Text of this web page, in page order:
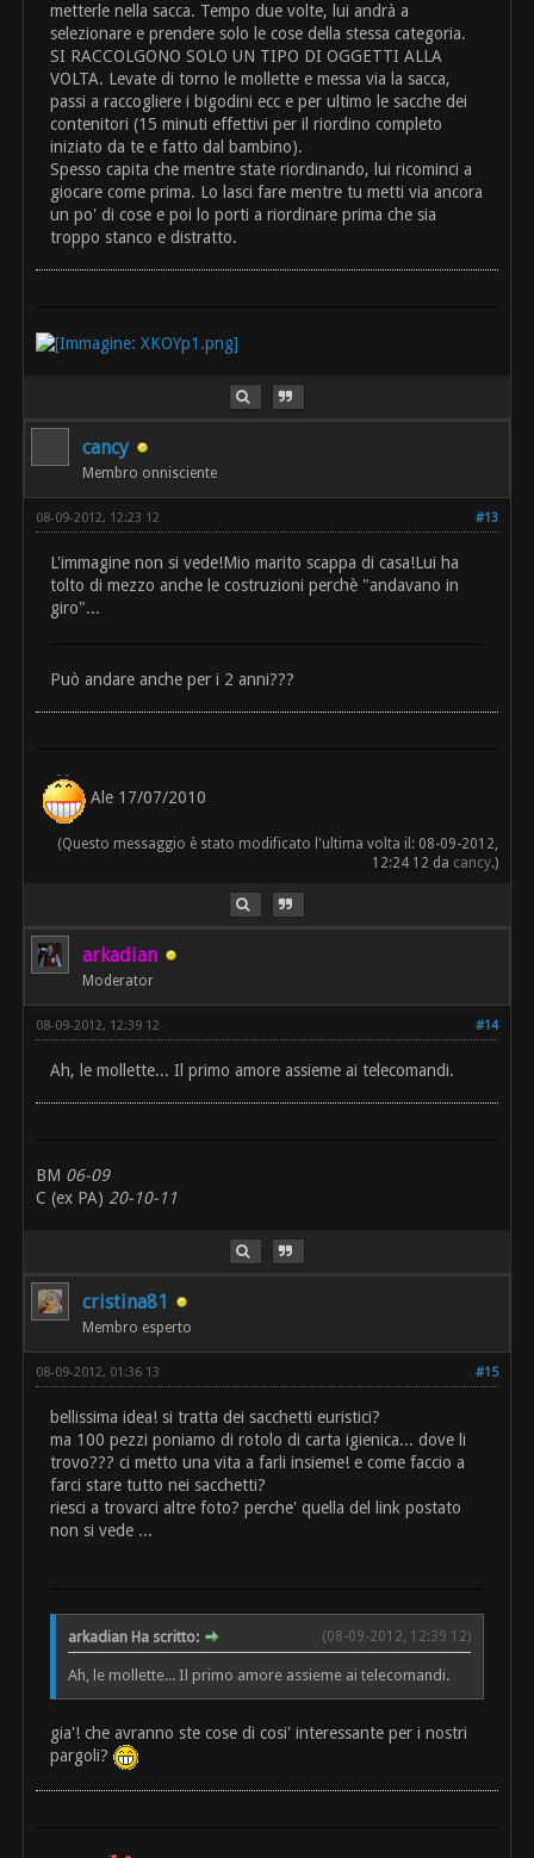
metterle nella sacca. Tempo due volte, lui andrà a
selezionare e prendere solo le cose della stessa categoria.
SI RACCOLGONO SOLO UN TIPO DI OGGETTI ALLA
VOLTA. Levate di torno le mollette e messa via la sacca,
passi a raccogliere i bigodini ecc e per ultimo le sacche dei
contenitori (15 minuti effettivi per il riordino completo
iniziato da te e fatto dal bambino).
Spesso capita che mentre state riordinando, lui ricominci a
giocare come prima. Lo lasci fare mentre tu metti via ancora
un po' di cose e poi lo porti a riordinare prima che sia
troppo stanco e distratto.
cancy
Membro onnisciente
#13
08-09-2012, 12:23 12
L'immagine non si vede!Mio marito scappa di casa!Lui ha
tolto di mezzo anche le costruzioni perchè "andavano in
giro"...
Può andare anche per i 2 anni???
Ale 17/07/2010
(Questo messaggio è stato modificato l'ultima volta il: 08-09-2012,
12:24 12 da cancy.)
arkadian
Moderator
#14
08-09-2012, 12:39 12
Ah, le mollette... Il primo amore assieme ai telecomandi.
BM 06-09
C (ex PA) 20-10-11
cristina81
Membro esperto
#15
08-09-2012, 01:36 13
bellissima idea! si tratta dei sacchetti euristici?
ma 100 pezzi poniamo di rotolo di carta igienica... dove li
trovo??? ci metto una vita a farli insieme! e come faccio a
farci stare tutto nei sacchetti?
riesci a trovarci altre foto? perche' quella del link postato
non si vede ...
(08-09-2012, 12:39 12)
arkadian Ha scritto:
Ah, le mollette... Il primo amore assieme ai telecomandi.
gia'! che avranno ste cose di cosi' interessante per i nostri
pargoli?